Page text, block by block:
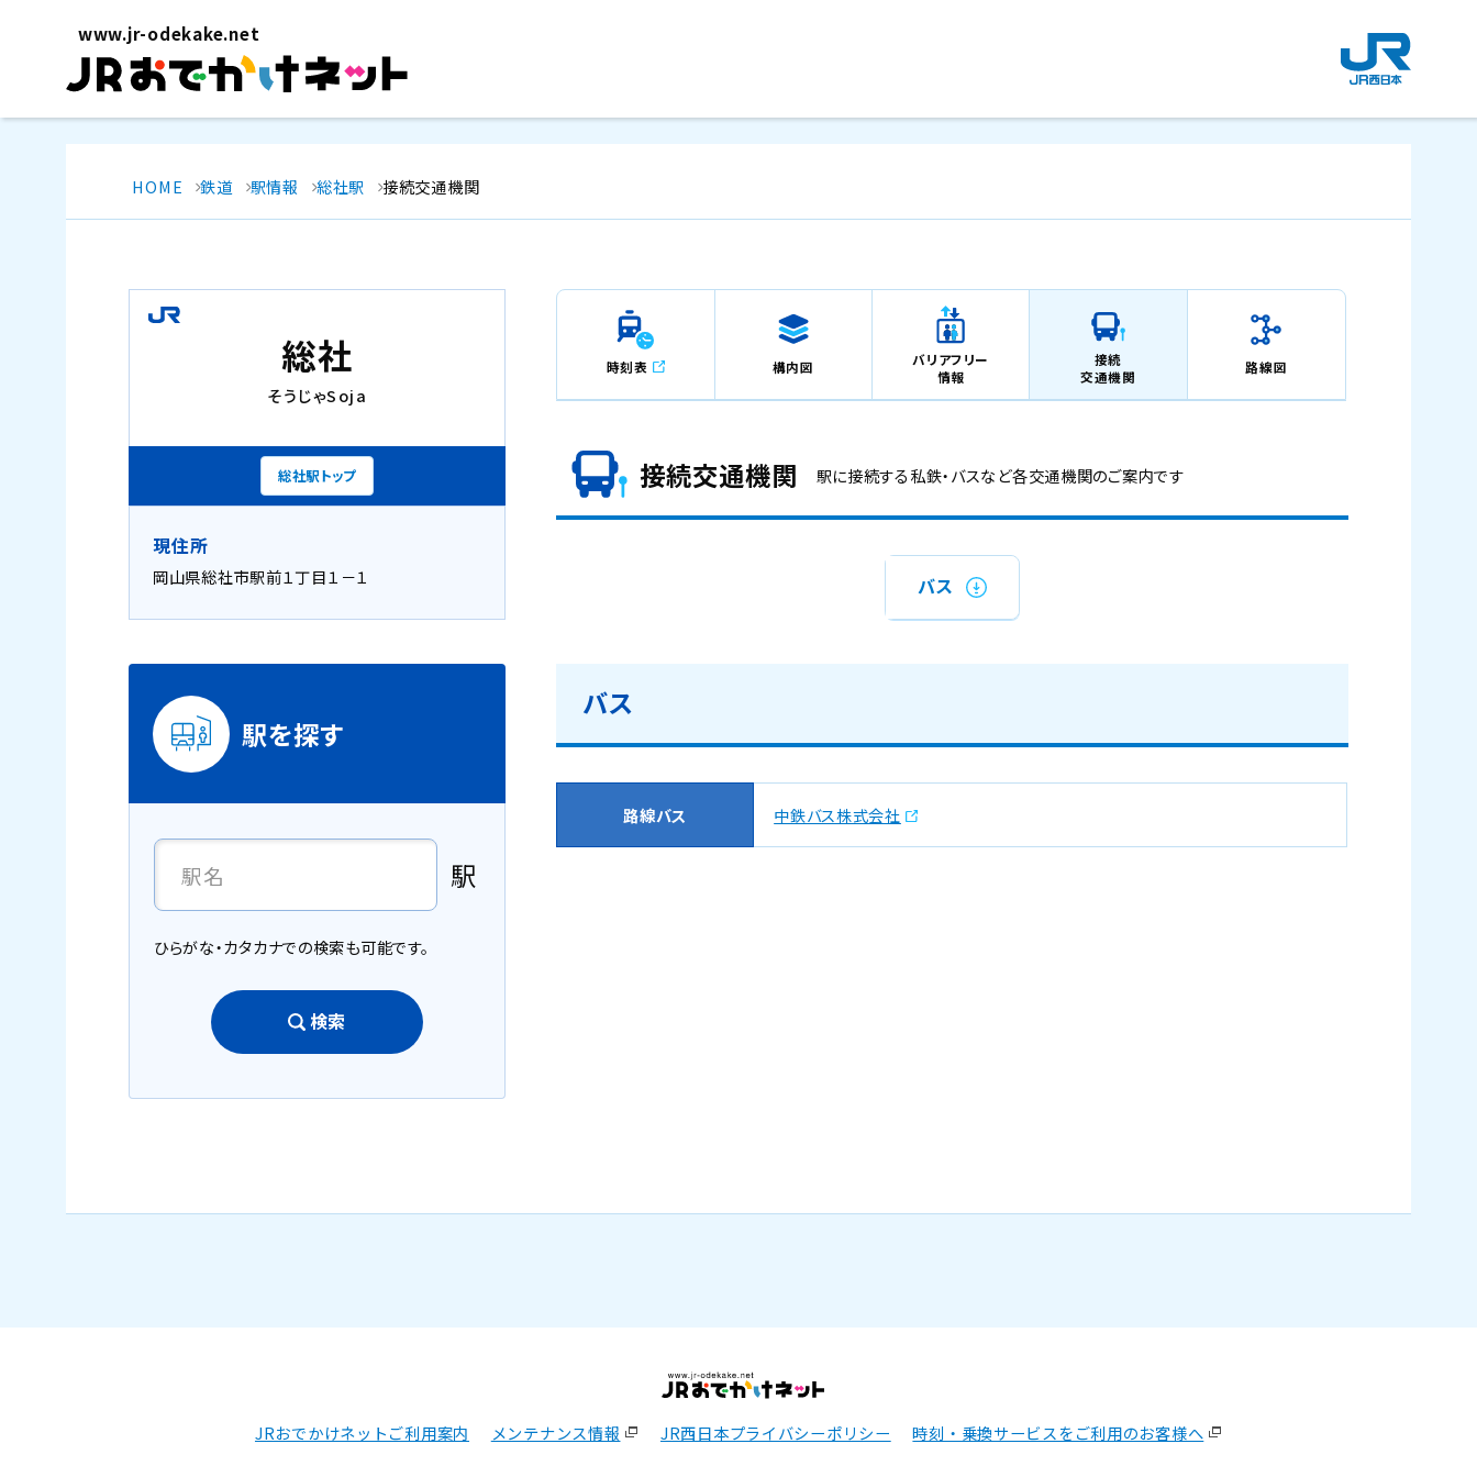
www.jr-odekake.net
新
規
ウ
イ
す
HOME 鉄道 駅情報 総社駅 接続交通機関
総社
そうじゃSoja
総社駅トップ
時刻表 構内図
バリアフリー
情報
接続
交通機関
路線図
接続交通機関 駅に接続する私鉄・バスなど各交通機関のご案内です
バス
バス
路線バス 中鉄バス株式会社
現住所
岡山県総社市駅前１丁目１－１
駅を探す
駅
ひらがな・カタカナでの検索も可能です。
検索
JRおでかけネットご利用案内 メンテナンス情報 JR西日本プライバシーポリシー 時刻・乗換サービスをご利用のお客様へ